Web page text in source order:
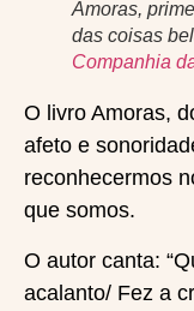
Amoras,
das coisas
Companhia
O livro Amoras,
afeto e
reconhecermos
que somos.
O autor canta:
acalanto/ Fez a